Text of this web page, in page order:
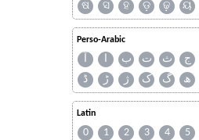
ଷ
ସ ହ ଡ଼ ଢ଼ ୟ
Perso-Arabic
آ ا ب ت ث ج
ڈ
ڑ ژ ک گ ھ
Latin
0 1 2 3 4 5